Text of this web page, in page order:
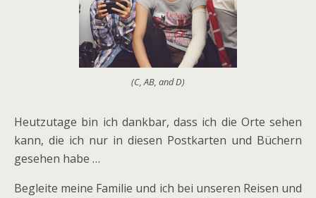
(C, AB, and D)
Heutzutage bin ich dankbar, dass ich die Orte sehen
kann, die ich nur in diesen Postkarten und Büchern
gesehen habe …
Begleite meine Familie und ich bei unseren Reisen und